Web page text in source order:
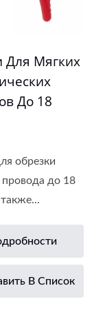
Для Мягких
До 18
обрезки
до 18
В Список